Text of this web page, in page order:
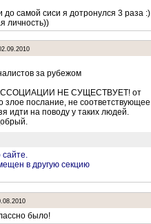
самой сиси я дотронулся 3 раза :)
личность))
за рубежом
НЕ СУЩЕСТВУЕТ! от
злое послание, не соответствующее
идти на поводу у таких людей.
сайте.
в другую секцию
было!